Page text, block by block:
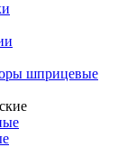
шприцевые